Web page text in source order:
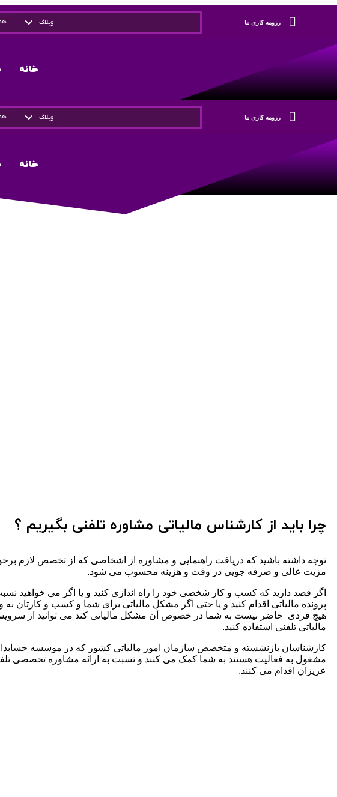
رزومه کاری ما وبلاگ
خانه
رزومه کاری ما وبلاگ
خانه
چرا باید از کارشناس مالیاتی مشاوره تلفنی بگیریم ؟
توجه داشته باشید که دریافت راهنمایی و مشاوره از اشخاصی که از تخصص لازم
مزیت عالی و صرفه جویی در وقت و هزینه محسوب می شود.
اگر قصد دارید که کسب و کار شخصی خود را راه اندازی کنید و یا اگر می خواهید
پرونده مالیاتی اقدام کنید و یا حتی اگر مشکل مالیاتی برای شما و کسب و کارتان
هیچ فردی حاضر نیست به شما در خصوص آن مشکل مالیاتی کند می توانید از
مالیاتی تلفنی استفاده کنید.
کارشناسان بازنشسته و متخصص سازمان امور مالیاتی کشور که در موسسه
مشغول به فعالیت هستند به شما کمک می کنند و نسبت به ارائه مشاوره تخصصی
عزیزان اقدام می کنند.